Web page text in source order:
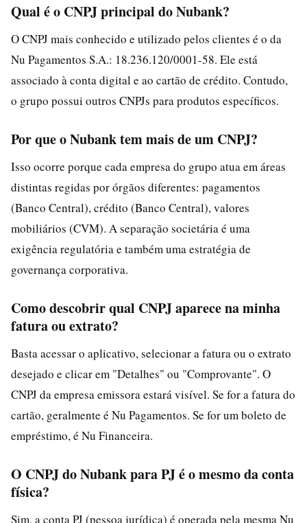
Qual é o CNPJ principal do Nubank?
O CNPJ mais conhecido e utilizado pelos clientes é o da
Nu Pagamentos S.A.: 18.236.120/0001-58. Ele está
associado à conta digital e ao cartão de crédito. Contudo,
o grupo possui outros CNPJs para produtos específicos.
Por que o Nubank tem mais de um CNPJ?
Isso ocorre porque cada empresa do grupo atua em áreas
distintas regidas por órgãos diferentes: pagamentos
(Banco Central), crédito (Banco Central), valores
mobiliários (CVM). A separação societária é uma
exigência regulatória e também uma estratégia de
governança corporativa.
Como descobrir qual CNPJ aparece na minha
fatura ou extrato?
Basta acessar o aplicativo, selecionar a fatura ou o extrato
desejado e clicar em "Detalhes" ou "Comprovante". O
CNPJ da empresa emissora estará visível. Se for a fatura do
cartão, geralmente é Nu Pagamentos. Se for um boleto de
empréstimo, é Nu Financeira.
O CNPJ do Nubank para PJ é o mesmo da conta
física?
Sim, a conta PJ (pessoa jurídica) é operada pela mesma Nu